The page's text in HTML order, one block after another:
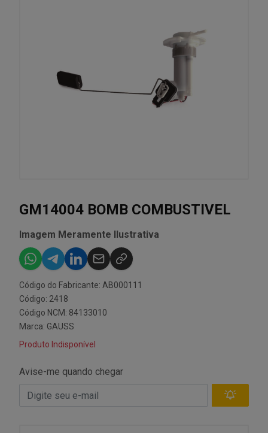
GM14004 BOMB COMBUSTIVEL
Imagem Meramente Ilustrativa
Código do Fabricante: AB000111
Código: 2418
Código NCM: 84133010
Marca: GAUSS
Produto Indisponível
Avise-me quando chegar